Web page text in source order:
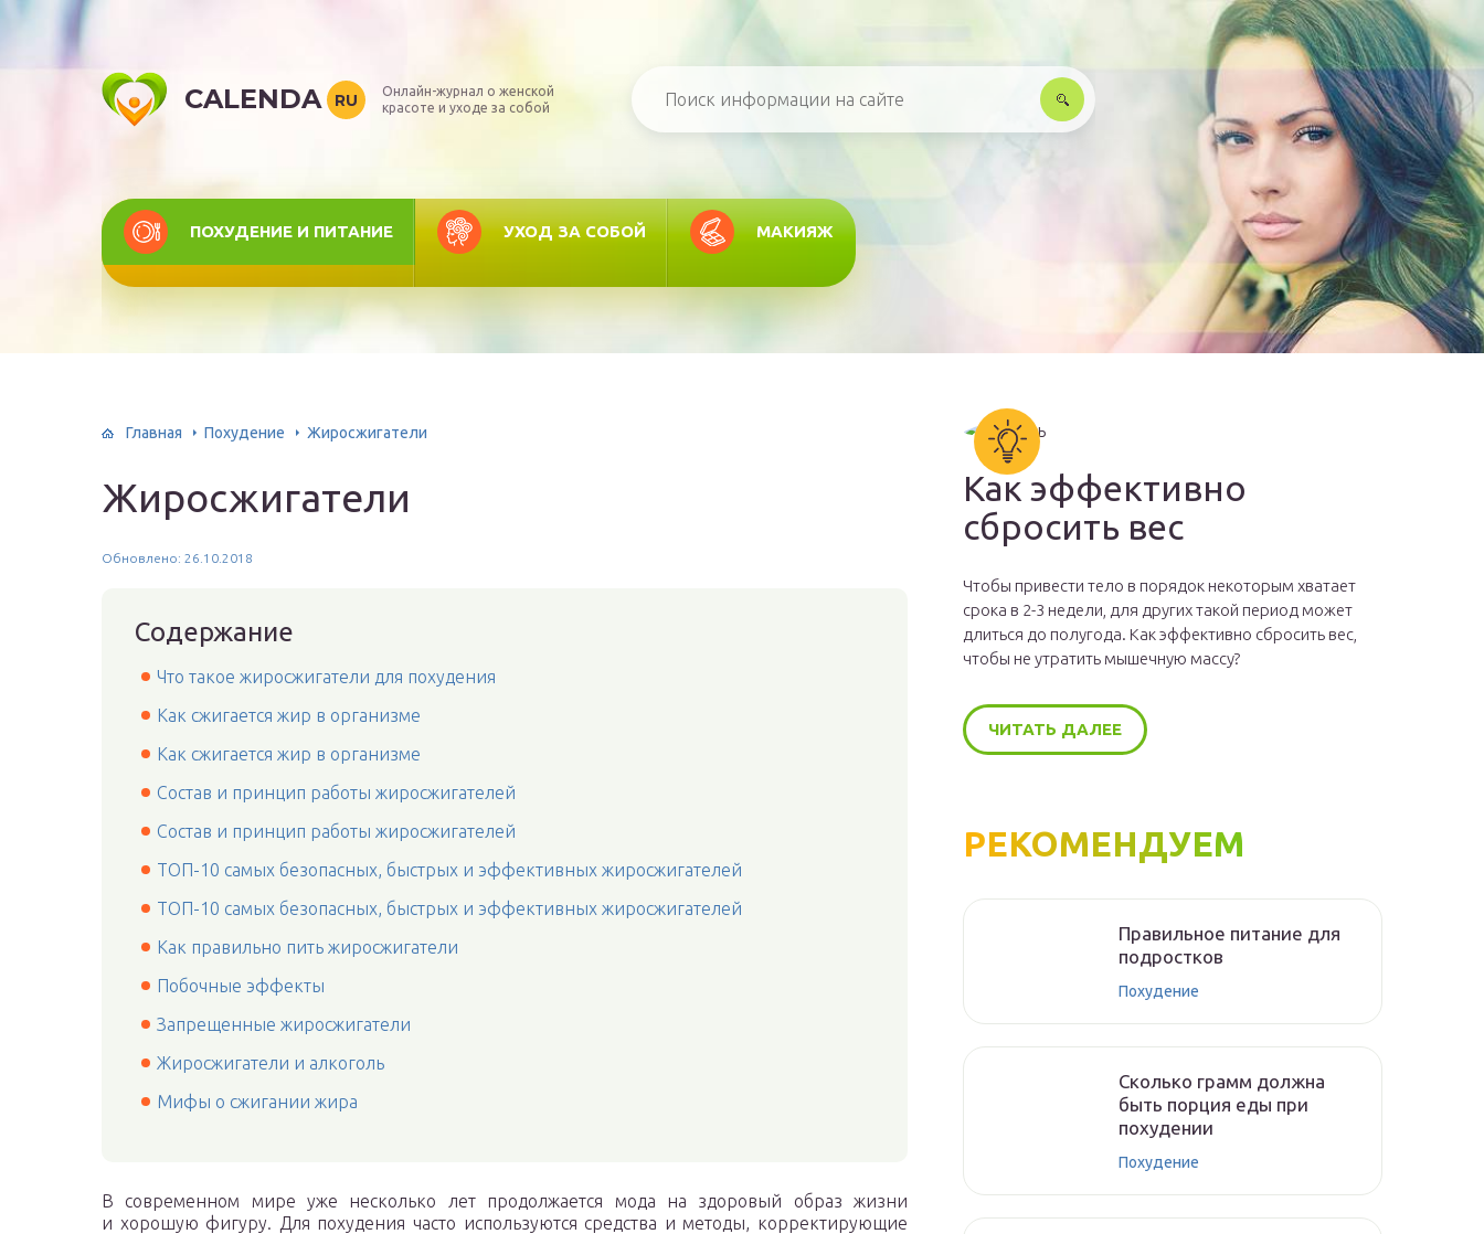
CALENDA RU
Онлайн-журнал о женской
красоте и уходе за собой
ПОХУДЕНИЕ И ПИТАНИЕ УХОД ЗА СОБОЙ МАКИЯЖ
Главная Похудение Жиросжигатели
Жиросжигатели
Обновлено: 26.10.2018
Содержание
Что такое жиросжигатели для похудения
Как сжигается жир в организме
Как сжигается жир в организме
Состав и принцип работы жиросжигателей
Состав и принцип работы жиросжигателей
ТОП-10 самых безопасных, быстрых и эффективных жиросжигателей
ТОП-10 самых безопасных, быстрых и эффективных жиросжигателей
Как правильно пить жиросжигатели
Побочные эффекты
Запрещенные жиросжигатели
Жиросжигатели и алкоголь
Мифы о сжигании жира
В современном мире уже несколько лет продолжается мода на здоровый образ жизни
и хорошую фигуру. Для похудения часто используются средства и методы, корректирующие
Как эффективно
сбросить вес
Чтобы привести тело в порядок некоторым хватает
срока в 2-3 недели, для других такой период может
длиться до полугода. Как эффективно сбросить вес,
чтобы не утратить мышечную массу?
ЧИТАТЬ ДАЛЕЕ
РЕКОМЕНДУЕМ
Правильное питание для
подростков
Похудение
Сколько грамм должна
быть порция еды при
похудении
Похудение